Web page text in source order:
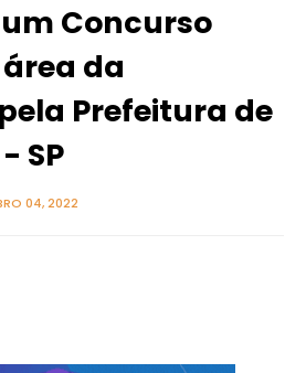
Concurso
da
Prefeitura de
SP
04, 2022